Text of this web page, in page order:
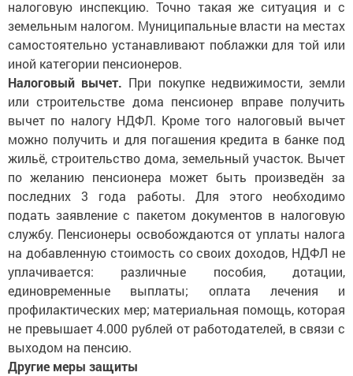
налоговую инспекцию. Точно такая же ситуация и с
земельным налогом. Муниципальные власти на местах
самостоятельно устанавливают поблажки для той или
иной категории пенсионеров.
Налоговый вычет. При покупке недвижимости, земли
или строительстве дома пенсионер вправе получить
вычет по налогу НДФЛ. Кроме того налоговый вычет
можно получить и для погашения кредита в банке под
жильё, строительство дома, земельный участок. Вычет
по желанию пенсионера может быть произведён за
последних 3 года работы. Для этого необходимо
подать заявление с пакетом документов в налоговую
службу. Пенсионеры освобождаются от уплаты налога
на добавленную стоимость со своих доходов, НДФЛ не
уплачивается: различные пособия, дотации,
единовременные выплаты; оплата лечения и
профилактических мер; материальная помощь, которая
не превышает 4.000 рублей от работодателей, в связи с
выходом на пенсию.
Другие меры защиты